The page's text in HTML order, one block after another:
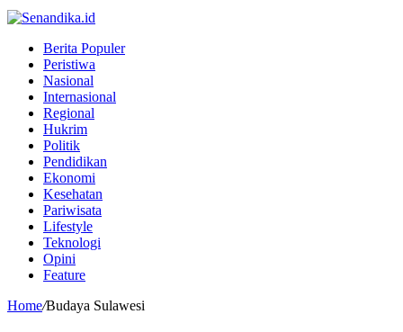
Berita Populer
Peristiwa
Nasional
Internasional
Regional
Hukrim
Politik
Pendidikan
Ekonomi
Kesehatan
Pariwisata
Lifestyle
Teknologi
Opini
Feature
Home/Budaya Sulawesi